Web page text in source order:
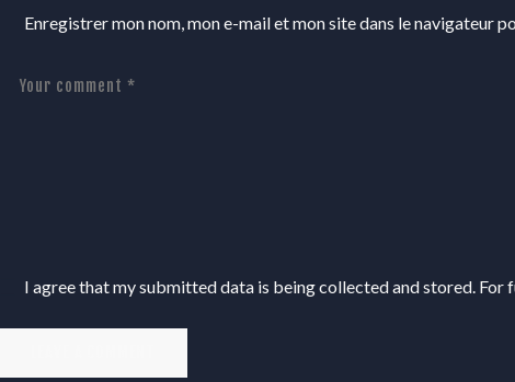
Enregistrer mon nom, mon e-mail et mon site dans le navigateur
I agree that my submitted data is being collected and stored. For